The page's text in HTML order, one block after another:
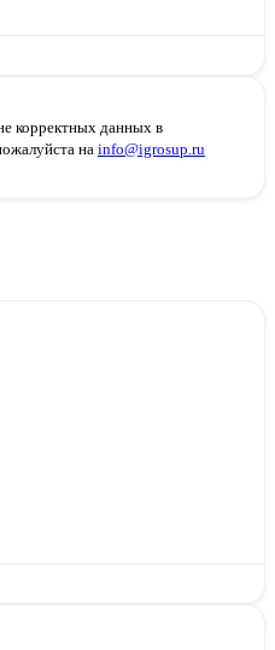
корректных данных в
наinfo@igrosup.ru